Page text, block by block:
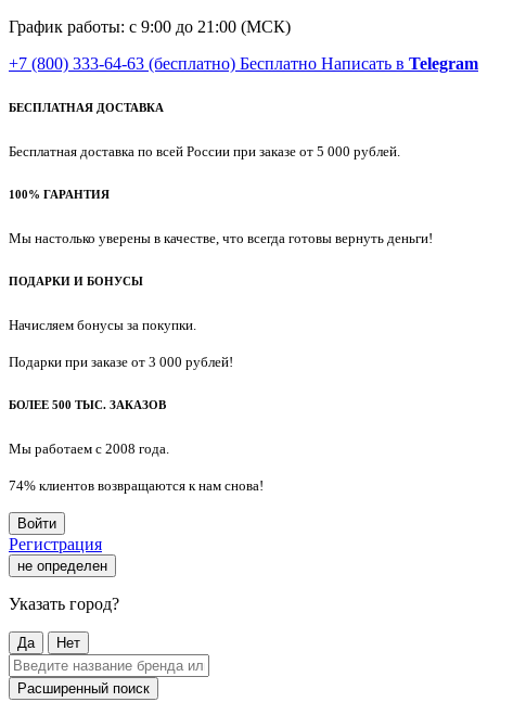
График работы: с 9:00 до 21:00 (МСК)
+7 (800) 333-64-63 (бесплатно) Бесплатно Написать в Telegram
БЕСПЛАТНАЯ ДОСТАВКА
Бесплатная доставка по всей России при заказе от 5 000 рублей.
100% ГАРАНТИЯ
Мы настолько уверены в качестве, что всегда готовы вернуть деньги!
ПОДАРКИ И БОНУСЫ
Начисляем бонусы за покупки.
Подарки при заказе от 3 000 рублей!
БОЛЕЕ 500 ТЫС. ЗАКАЗОВ
Мы работаем с 2008 года.
74% клиентов возвращаются к нам снова!
Войти
Регистрация
не определен
Указать город?
Да Нет
Расширенный поиск